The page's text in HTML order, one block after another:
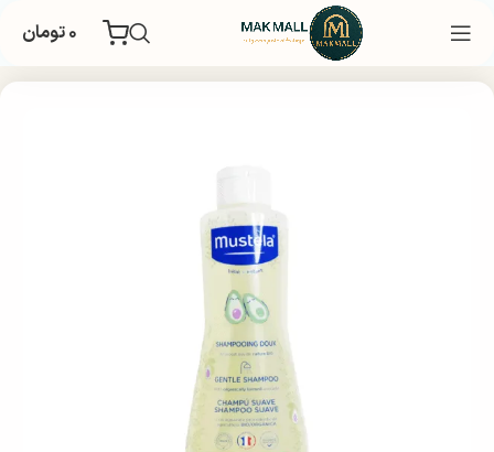
۰تومان
مراقبت و زیبایی مو